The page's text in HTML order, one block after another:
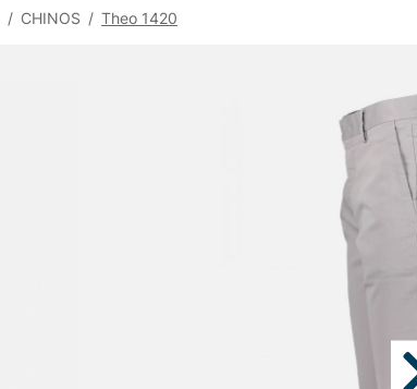
/ CHINOS / Theo 1420